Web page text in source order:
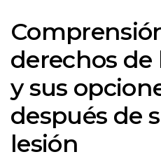
derechos de
y sus
después de
lesión